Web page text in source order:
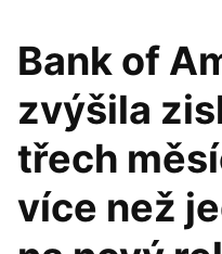
Bank of
zvýšila
třech
více než